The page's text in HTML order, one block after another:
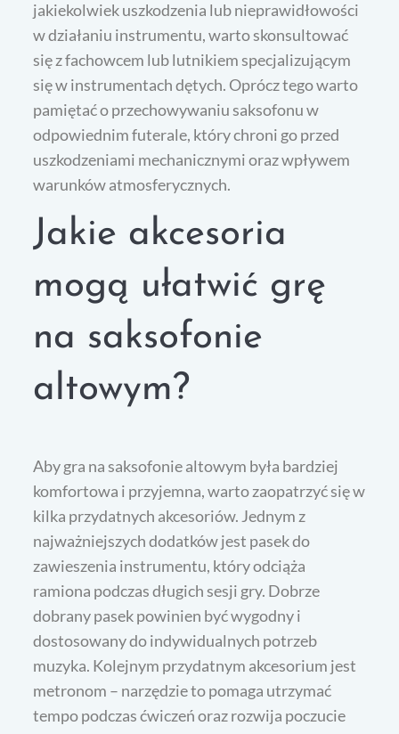
jakiekolwiek uszkodzenia lub nieprawidłowości
w działaniu instrumentu, warto skonsultować
się z fachowcem lub lutnikiem specjalizującym
się w instrumentach dętych. Oprócz tego warto
pamiętać o przechowywaniu saksofonu w
odpowiednim futerale, który chroni go przed
uszkodzeniami mechanicznymi oraz wpływem
warunków atmosferycznych.
Jakie akcesoria
mogą ułatwić grę
na saksofonie
altowym?
Aby gra na saksofonie altowym była bardziej
komfortowa i przyjemna, warto zaopatrzyć się w
kilka przydatnych akcesoriów. Jednym z
najważniejszych dodatków jest pasek do
zawieszenia instrumentu, który odciąża
ramiona podczas długich sesji gry. Dobrze
dobrany pasek powinien być wygodny i
dostosowany do indywidualnych potrzeb
muzyka. Kolejnym przydatnym akcesorium jest
metronom – narzędzie to pomaga utrzymać
tempo podczas ćwiczeń oraz rozwija poczucie